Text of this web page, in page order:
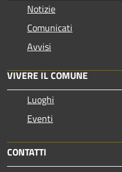
Notizie
Comunicati
Avvisi
VIVERE IL COMUNE
Luoghi
Eventi
CONTATTI